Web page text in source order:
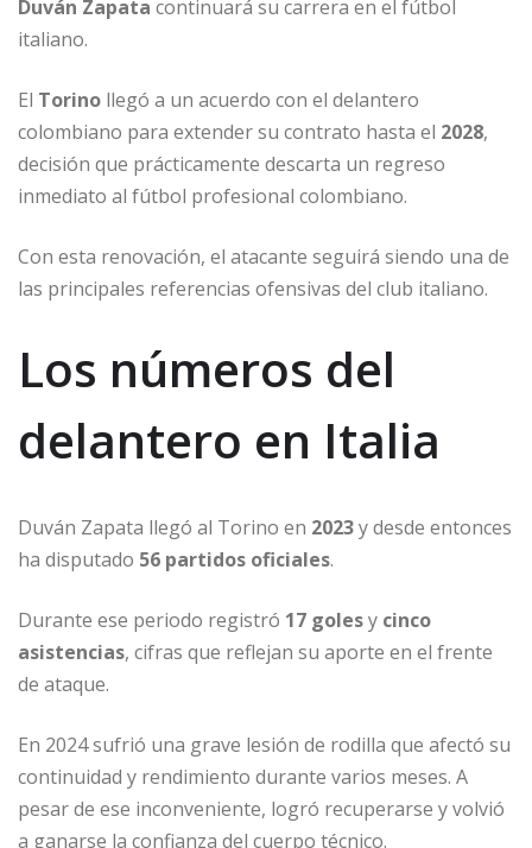
Duván Zapata continuará su carrera en el fútbol
italiano.
El Torino llegó a un acuerdo con el delantero
colombiano para extender su contrato hasta el 2028,
decisión que prácticamente descarta un regreso
inmediato al fútbol profesional colombiano.
Con esta renovación, el atacante seguirá siendo una de
las principales referencias ofensivas del club italiano.
Los números del
delantero en Italia
Duván Zapata llegó al Torino en 2023y desde entonces
ha disputado 56 partidos oficiales.
Durante ese periodo registró 17 golesy cinco
asistencias, cifras que reflejan su aporte en el frente
de ataque.
En 2024 sufrió una grave lesión de rodilla que afectó su
continuidad y rendimiento durante varios meses. A
pesar de ese inconveniente, logró recuperarse y volvió
a ganarse la confianza del cuerpo técnico.